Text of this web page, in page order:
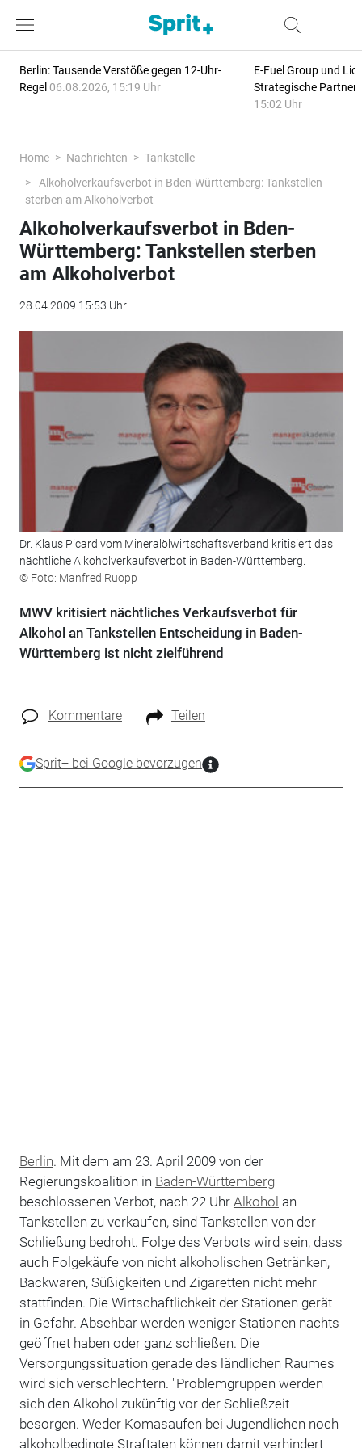
Berlin: Tausende Verstöße gegen 12-Uhr-
Regel 06.08.2026, 15:19 Uhr
E-Fuel Group und
Strategische
15:02 Uhr
Home Nachrichten
Tankstelle
Alkoholverkaufsverbot in Bden-Württemberg: Tankstellen
sterben am Alkoholverbot
Alkoholverkaufsverbot in Bden-
Württemberg: Tankstellen sterben
am Alkoholverbot
28.04.2009 15:53 Uhr
Dr. Klaus Picard vom Mineralölwirtschaftsverband kritisiert das
nächtliche Alkoholverkaufsverbot in Baden-Württemberg.
© Foto: Manfred Ruopp
MWV kritisiert nächtliches Verkaufsverbot für
Alkohol an Tankstellen Entscheidung in Baden-
Württemberg ist nicht zielführend
Kommentare Teilen
Sprit+ bei Google bevorzugen
Berlin. Mit dem am 23. April 2009 von der
Regierungskoalition in Baden-Württemberg
beschlossenen Verbot, nach 22 Uhr Alkohol an
Tankstellen zu verkaufen, sind Tankstellen von der
Schließung bedroht. Folge des Verbots wird sein, dass
auch Folgekäufe von nicht alkoholischen Getränken,
Backwaren, Süßigkeiten und Zigaretten nicht mehr
stattfinden. Die Wirtschaftlichkeit der Stationen gerät
in Gefahr. Absehbar werden weniger Stationen nachts
geöffnet haben oder ganz schließen. Die
Versorgungssituation gerade des ländlichen Raumes
wird sich verschlechtern. "Problemgruppen werden
sich den Alkohol zukünftig vor der Schließzeit
besorgen. Weder Komasaufen bei Jugendlichen noch
alkoholbedingte Straftaten können damit verhindert